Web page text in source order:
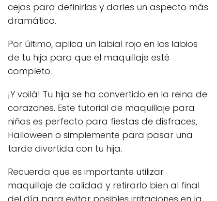
cejas para definirlas y darles un aspecto más
dramático.
Por último, aplica un labial rojo en los labios
de tu hija para que el maquillaje esté
completo.
¡Y voilà! Tu hija se ha convertido en la reina de
corazones. Este tutorial de maquillaje para
niñas es perfecto para fiestas de disfraces,
Halloween o simplemente para pasar una
tarde divertida con tu hija.
Recuerda que es importante utilizar
maquillaje de calidad y retirarlo bien al final